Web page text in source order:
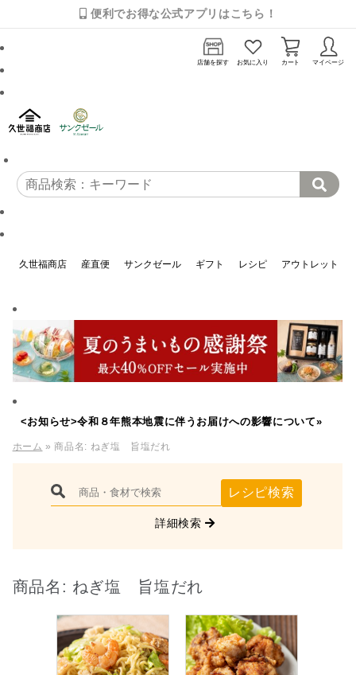
便利でお得な公式アプリはこちら！
店舗を探す お気に入り カート マイページ
久世福商店 産直便 サンクゼール ギフト レシピ アウトレット
<お知らせ>令和８年熊本地震に伴うお届けへの影響について»
ホーム » 商品名: ねぎ塩 旨塩だれ
レシピ検索
詳細検索
商品名: ねぎ塩 旨塩だれ